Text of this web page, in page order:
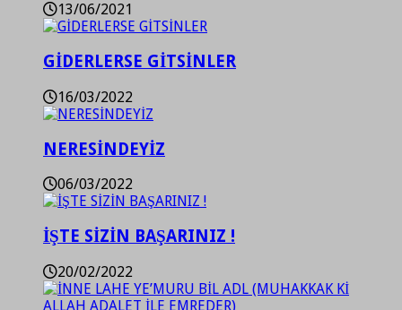
13/06/2021
GİDERLERSE GİTSİNLER
16/03/2022
NERESİNDEYİZ
06/03/2022
İŞTE SİZİN BAŞARINIZ !
20/02/2022